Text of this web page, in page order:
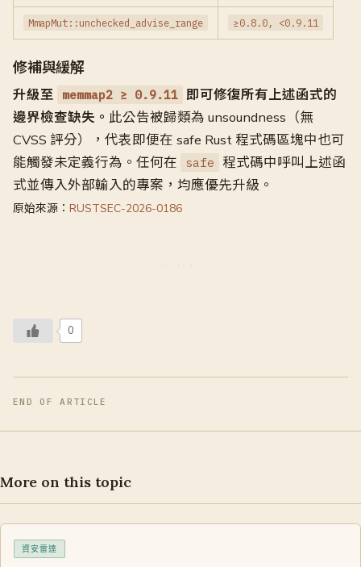
MmapMut::unchecked_advise_range ≥0.8.0, <0.9.11
修補與緩解
升級至 memmap2 ≥ 0.9.11 即可修復所有上述函式的
邊界檢查缺失。 此公告被歸類為 unsoundness（無
CVSS 評分），代表即便在 safe Rust 程式碼區塊中也可
能觸發未定義行為。任何在
safe
程式碼中呼叫上述函
式並傳入外部輸入的專案，均應優先升級。
原始來源： RUSTSEC-2026-0186
0
END OF ARTICLE
More on this topic
資安雷達